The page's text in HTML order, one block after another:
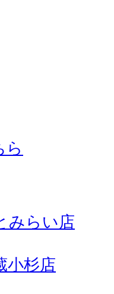
ら
みらい店
小杉店